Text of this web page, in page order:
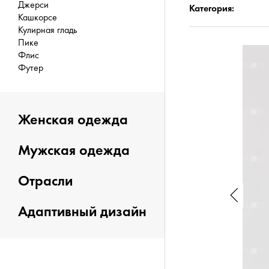
Джерси
Кашкорсе
Кулирная гладь
Пике
Флис
Футер
Женская одежда
Мужская одежда
Отрасли
Адаптивный дизайн
Категория: